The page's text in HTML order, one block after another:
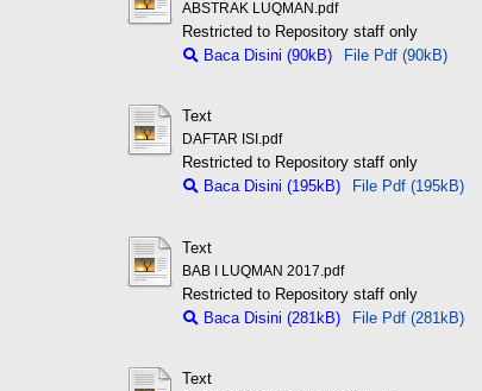
ABSTRAK LUQMAN.pdf
Restricted to Repository staff only
Baca Disini (90kB)
File Pdf (90kB)
Text
DAFTAR ISI.pdf
Restricted to Repository staff only
Baca Disini (195kB)
File Pdf (195kB)
Text
BAB I LUQMAN 2017.pdf
Restricted to Repository staff only
Baca Disini (281kB)
File Pdf (281kB)
Text